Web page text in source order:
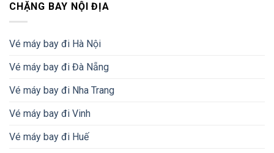
CHẶNG BAY NỘI ĐỊA
Vé máy bay đi Hà Nội
Vé máy bay đi Đà Nẵng
Vé máy bay đi Nha Trang
Vé máy bay đi Vinh
Vé máy bay đi Huế